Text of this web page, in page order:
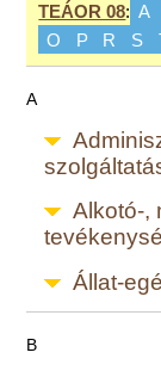
TEÁOR 08: A
O
P R S
A
Alkotó-,
Állat-
B